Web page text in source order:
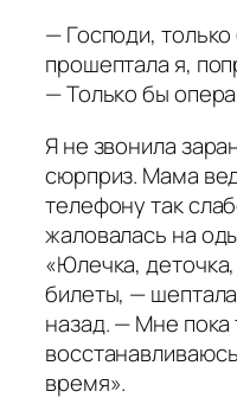
— Господи,
прошептала я,
— Только бы
Я не звонила
сюрприз. Мама
телефону так
жаловалась на
«Юлечка,
билеты, —
назад. — Мне пока
время».